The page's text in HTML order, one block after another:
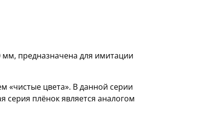
мм, предназначена для имитации
«чистые цвета». В данной серии
плёнок является аналогом